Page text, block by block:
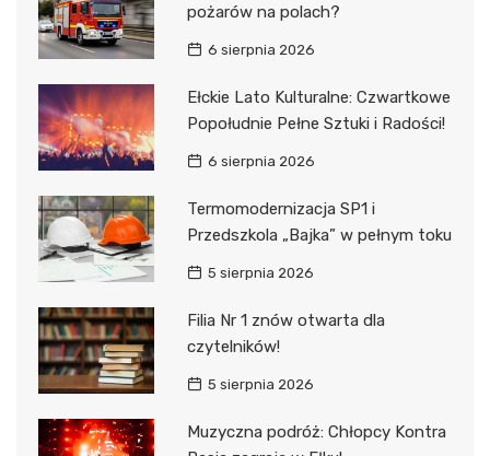
pożarów na polach?
6 sierpnia 2026
Ełckie Lato Kulturalne: Czwartkowe
Popołudnie Pełne Sztuki i Radości!
6 sierpnia 2026
Termomodernizacja SP1 i
Przedszkola „Bajka” w pełnym toku
5 sierpnia 2026
Filia Nr 1 znów otwarta dla
czytelników!
5 sierpnia 2026
Muzyczna podróż: Chłopcy Kontra